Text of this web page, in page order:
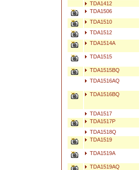
TDA1412
TDA1506
TDA1510
TDA1512
TDA1514A
TDA1515
TDA1515BQ
TDA1516AQ
TDA1516BQ
TDA1517
TDA1517P
TDA1518Q
TDA1519
TDA1519A
TDA1519AQ